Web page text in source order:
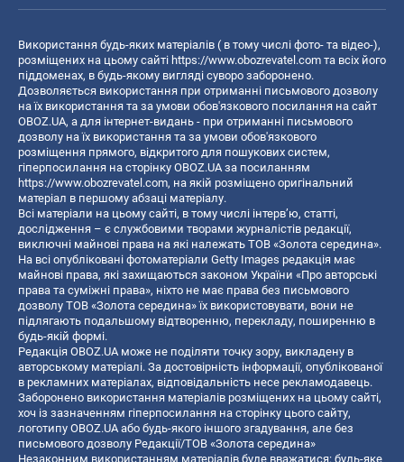
Використання будь-яких матеріалів ( в тому числі фото- та відео-),
розміщених на цьому сайті https://www.obozrevatel.com та всіх його
піддоменах, в будь-якому вигляді суворо заборонено.
Дозволяється використання при отриманні письмового дозволу
на їх використання та за умови обов'язкового посилання на сайт
OBOZ.UA, а для інтернет-видань - при отриманні письмового
дозволу на їх використання та за умови обов'язкового
розміщення прямого, відкритого для пошукових систем,
гіперпосилання на сторінку OBOZ.UA за посиланням
https://www.obozrevatel.com, на якій розміщено оригінальний
матеріал в першому абзаці матеріалу.
Всі матеріали на цьому сайті, в тому числі інтерв’ю, статті,
дослідження – є службовими творами журналістів редакції,
виключні майнові права на які належать ТОВ «Золота середина».
На всі опубліковані фотоматеріали Getty Images редакція має
майнові права, які захищаються законом України «Про авторські
права та суміжні права», ніхто не має права без письмового
дозволу ТОВ «Золота середина» їх використовувати, вони не
підлягають подальшому відтворенню, перекладу, поширенню в
будь-якій формі.
Редакція OBOZ.UA може не поділяти точку зору, викладену в
авторському матеріалі. За достовірність інформації, опублікованої
в рекламних матеріалах, відповідальність несе рекламодавець.
Заборонено використання матеріалів розміщених на цьому сайті,
хоч із зазначенням гіперпосилання на сторінку цього сайту,
логотипу OBOZ.UA або будь-якого іншого згадування, але без
письмового дозволу Редакції/ТОВ «Золота середина»
Незаконним використанням матеріалів буде вважатися: будь-яке